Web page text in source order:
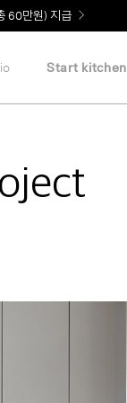
60만원) 지급
Start kitchen